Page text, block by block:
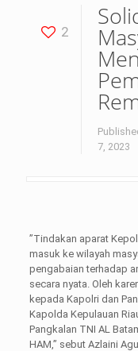
2
7, 2023
”Tindakan aparat
masuk ke wilayah
pengabaian terhadap
secara nyata. Oleh
kepada Kapolri dan
Kapolda Kepulauan
Pangkalan TNI AL
HAM,” sebut Azlaini